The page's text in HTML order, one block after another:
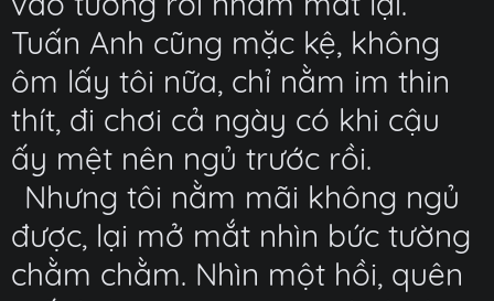
Tuấn Anh cũng mặc kệ, không
ôm lấy tôi nữa, chỉ nằm im thin
thít, đi chơi cả ngày có khi cậu
ấy mệt nên ngủ trước rồi.
Nhưng tôi nằm mãi không ngủ
được, lại mở mắt nhìn bức tường
chằm chằm. Nhìn một hồi, quên